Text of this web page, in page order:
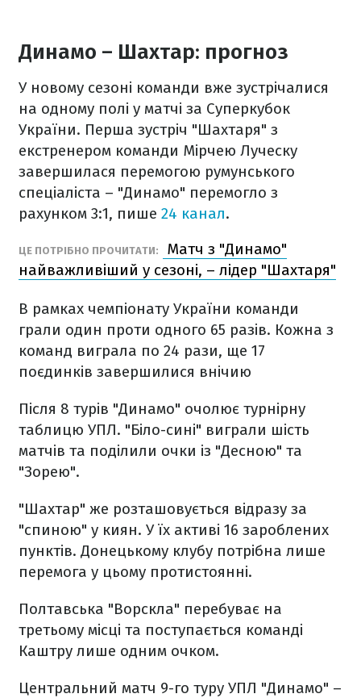
Динамо – Шахтар: прогноз
У новому сезоні команди вже зустрічалися
на одному полі у матчі за Суперкубок
України. Перша зустріч "Шахтаря" з
екстренером команди Мірчею Луческу
завершилася перемогою румунського
спеціаліста – "Динамо" перемогло з
рахунком 3:1, пише 24 канал.
ЦЕ ПОТРІБНО ПРОЧИТАТИ:
Матч з "Динамо"
найважливіший у сезоні, – лідер "Шахтаря"
В рамках чемпіонату України команди
грали один проти одного 65 разів. Кожна з
команд виграла по 24 рази, ще 17
поєдинків завершилися внічию
Після 8 турів "Динамо" очолює турнірну
таблицю УПЛ. "Біло-сині" виграли шість
матчів та поділили очки із "Десною" та
"Зорею".
"Шахтар" же розташовується відразу за
"спиною" у киян. У їх активі 16 зароблених
пунктів. Донецькому клубу потрібна лише
перемога у цьому протистоянні.
Полтавська "Ворскла" перебуває на
третьому місці та поступається команді
Каштру лише одним очком.
Центральний матч 9-го туру УПЛ "Динамо" –